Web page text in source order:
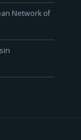
Network of